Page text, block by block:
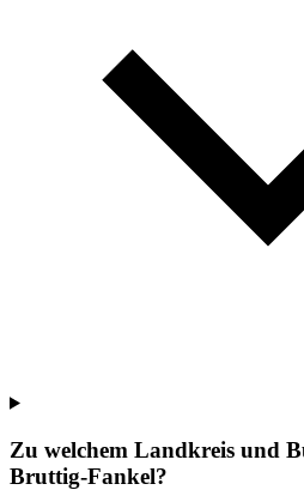
Zu welchem Landkreis und
Bruttig-Fankel?